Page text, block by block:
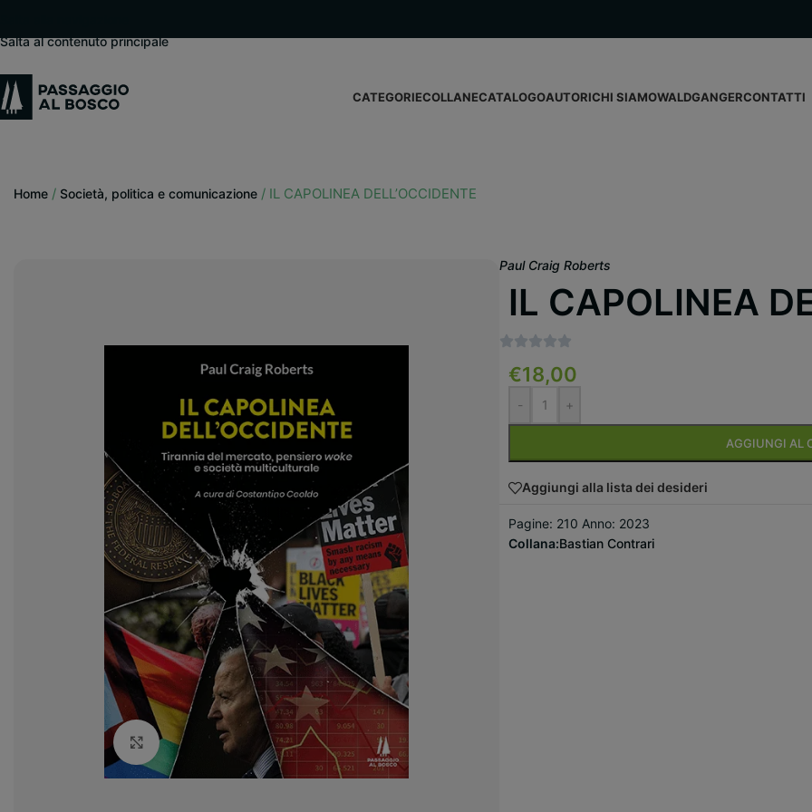
Salta al contenuto principale
CATEGORIECOLLANECATALOGOAUTORICHI SIAMOWALDGANGERCONTATTI
Home / Società, politica e comunicazione / IL CAPOLINEA DELL’OCCIDENTE
Clicca per ingrandire
Paul Craig Roberts
IL CAPOLINEA
€18,00
- +
AGGIUNGI AL
Aggiungi alla lista dei desideri
Pagine: 210 Anno: 2023
Collana:Bastian Contrari